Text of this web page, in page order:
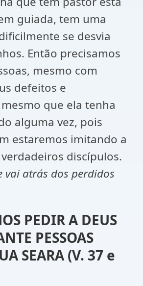
guiada, tem uma
se desvia
Então precisamos
mesmo com
defeitos e
que ela tenha
alguma vez, pois
estaremos imitando a
verdadeiros discípulos.
vai atrás dos perdidos
PEDIR A DEUS
PESSOAS
SEARA (V. 37 e